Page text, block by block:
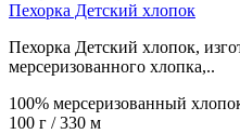
Пехорка Детский хлопок
Пехорка Детский хлопок,
мерсеризованного хлопка,..
100% мерсеризованный
100 г / 330 м